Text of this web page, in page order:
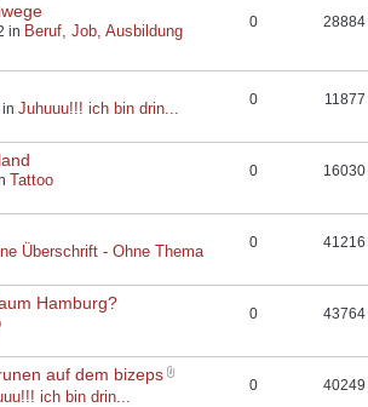
in Beruf, Job, Ausbildung
0 28884
Juhuuu!!! ich bin drin... 0 11877
Tattoo 0 16030
Überschrift - Ohne Thema 0 41216
Hamburg?
0 43764
auf dem bizeps
ich bin drin...
0 40249